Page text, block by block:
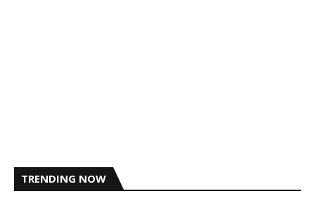
TRENDING NOW